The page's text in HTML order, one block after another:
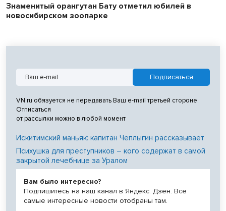
Знаменитый орангутан Бату отметил юбилей в
новосибирском зоопарке
VN.ru обязуется не передавать Ваш e-mail третьей стороне.
Отписаться
от рассылки можно в любой момент
Искитимский маньяк: капитан Чеплыгин рассказывает
Психушка для преступников – кого содержат в самой
закрытой лечебнице за Уралом
Вам было интересно?
Подпишитесь на наш канал в Яндекс. Дзен. Все
самые интересные новости отобраны там.